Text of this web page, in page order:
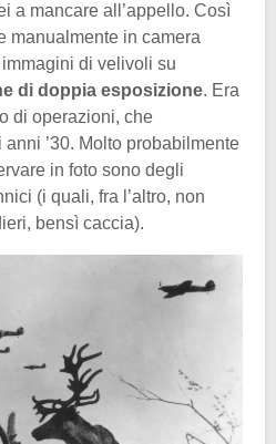
a mancare all’appello. Così
manualmente in camera
di velivoli su
di doppia esposizione. Era
di operazioni, che
’30. Molto probabilmente
in foto sono degli
(i quali, fra l’altro, non
bensì caccia).